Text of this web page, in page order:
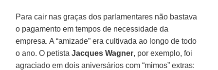
Para cair nas graças dos parlamentares não bastava
o pagamento em tempos de necessidade da
empresa. A “amizade” era cultivada ao longo de todo
o ano. O petistaJacques Wagner, por exemplo, foi
agraciado em dois aniversários com “mimos” extras: